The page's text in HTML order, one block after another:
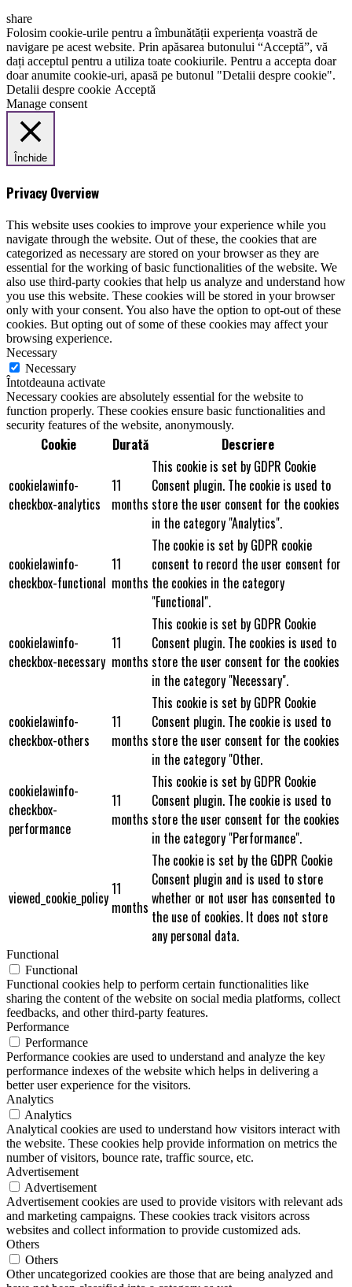
share
Folosim cookie-urile pentru a îmbunătății experiența voastră de
navigare pe acest website. Prin apăsarea butonului “Acceptă”, vă
dați acceptul pentru a utiliza toate cookiurile. Pentru a accepta doar
doar anumite cookie-uri, apasă pe butonul "Detalii despre cookie".
Detalii despre cookie Acceptă
Manage consent
Închide
Privacy Overview
This website uses cookies to improve your experience while you
navigate through the website. Out of these, the cookies that are
categorized as necessary are stored on your browser as they are
essential for the working of basic functionalities of the website. We
also use third-party cookies that help us analyze and understand how
you use this website. These cookies will be stored in your browser
only with your consent. You also have the option to opt-out of these
cookies. But opting out of some of these cookies may affect your
browsing experience.
Necessary
Necessary
Întotdeauna activate
Necessary cookies are absolutely essential for the website to
function properly. These cookies ensure basic functionalities and
security features of the website, anonymously.
Cookie Durată Descriere
cookielawinfo-
checkbox-analytics
11
months
This cookie is set by GDPR Cookie
Consent plugin. The cookie is used to
store the user consent for the cookies
in the category "Analytics".
cookielawinfo-
checkbox-functional
11
months
The cookie is set by GDPR cookie
consent to record the user consent for
the cookies in the category
"Functional".
cookielawinfo-
checkbox-necessary
11
months
This cookie is set by GDPR Cookie
Consent plugin. The cookies is used to
store the user consent for the cookies
in the category "Necessary".
cookielawinfo-
checkbox-others
11
months
This cookie is set by GDPR Cookie
Consent plugin. The cookie is used to
store the user consent for the cookies
in the category "Other.
cookielawinfo-
checkbox-
performance
11
months
This cookie is set by GDPR Cookie
Consent plugin. The cookie is used to
store the user consent for the cookies
in the category "Performance".
viewed_cookie_policy11
months
The cookie is set by the GDPR Cookie
Consent plugin and is used to store
whether or not user has consented to
the use of cookies. It does not store
any personal data.
Functional
Functional
Functional cookies help to perform certain functionalities like
sharing the content of the website on social media platforms, collect
feedbacks, and other third-party features.
Performance
Performance
Performance cookies are used to understand and analyze the key
performance indexes of the website which helps in delivering a
better user experience for the visitors.
Analytics
Analytics
Analytical cookies are used to understand how visitors interact with
the website. These cookies help provide information on metrics the
number of visitors, bounce rate, traffic source, etc.
Advertisement
Advertisement
Advertisement cookies are used to provide visitors with relevant ads
and marketing campaigns. These cookies track visitors across
websites and collect information to provide customized ads.
Others
Others
Other uncategorized cookies are those that are being analyzed and